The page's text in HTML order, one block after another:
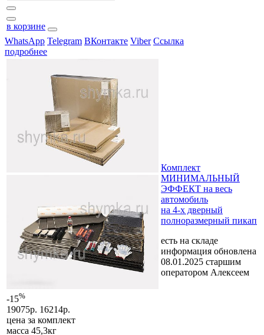
в корзине
WhatsApp Telegram ВКонтакте Viber Ссылка
подробнее
-15%
19075р. 16214р.
цена за комплект
масса 45,3кг
Комплект
МИНИМАЛЬНЫЙ
ЭФФЕКТ на весь
автомобиль
на 4-х дверный
полноразмерный пикап
есть на складе
информация обновлена
08.01.2025 старшим
оператором Алексеем